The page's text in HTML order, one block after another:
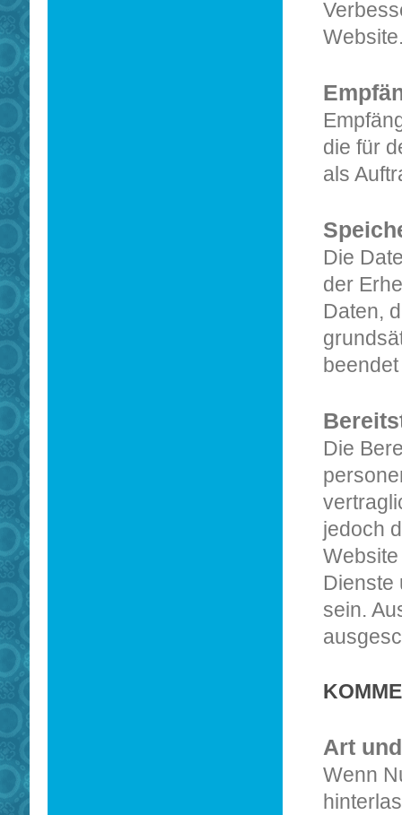
die für
als
Die
der
Daten,
Die
jedoch
Dienste
sein.
Art
Wenn